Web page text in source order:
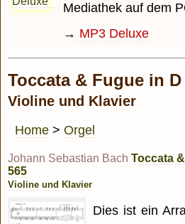
Mediathek auf dem
→ MP3 Deluxe
Toccata & Fugue in
Violine und Klavier
Home > Orgel
Johann Sebastian Bach Toccata
565
Violine und Klavier
Dies ist ein